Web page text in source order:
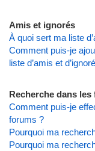
Amis et ignorés
À quoi sert ma liste
Comment puis-je
liste d’amis et
Recherche dans les
Comment puis-je
forums ?
Pourquoi ma
Pourquoi ma